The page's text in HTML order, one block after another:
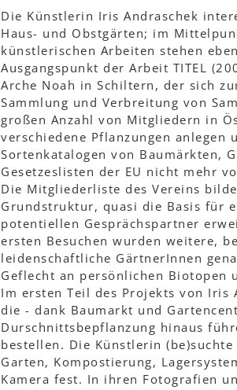
Die Künstlerin Iris Andraschek
Haus- und Obstgärten; im
künstlerischen Arbeiten stehen
Ausgangspunkt der Arbeit TITEL
Arche Noah in Schiltern, der sich
Sammlung und Verbreitung von
großen Anzahl von Mitgliedern in
verschiedene Pflanzungen
Sortenkatalogen von Baumärkten,
Gesetzeslisten der EU nicht mehr
Die Mitgliederliste des Vereins
Grundstruktur, quasi die Basis für
potentiellen Gesprächspartner
ersten Besuchen wurden weitere,
leidenschaftliche GärtnerInnen
Geflecht an persönlichen Biotopen
Im ersten Teil des Projekts von Iris
die - dank Baumarkt und
Durschnittsbepflanzung hinaus
bestellen. Die Künstlerin
Garten, Kompostierung,
Kamera fest. In ihren Fotografien